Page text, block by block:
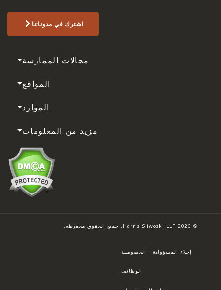
اشترك في مدوناتنا
مجالات الممارسة
المواقع
الموارد
مزيد من المعلومات
© 2026 Harris Sliwoski LLP. جميع الحقوق محفوظة.
إخلاء المسؤولية + الخصوصية
الوظائف